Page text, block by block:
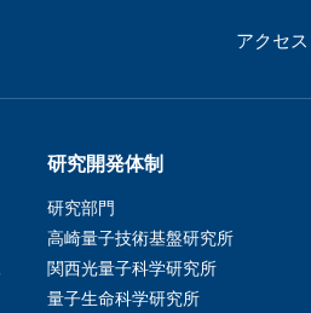
アクセス
研究開発体制
研究部門
高崎量子技術基盤研究所
関西光量子科学研究所
量子生命科学研究所